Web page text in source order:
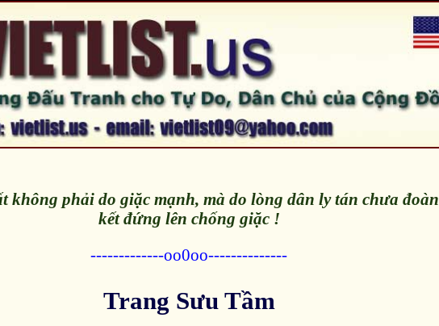
không phải do giặc mạnh, mà do lòng dân ly tán chưa đoàn
kết đứng lên chống giặc !
-------------oo0oo--------------
Trang Sưu Tầm